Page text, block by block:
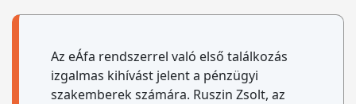
Az eÁfa rendszerrel való első találkozás
izgalmas kihívást jelent a pénzügyi
szakemberek számára. Ruszin Zsolt, az